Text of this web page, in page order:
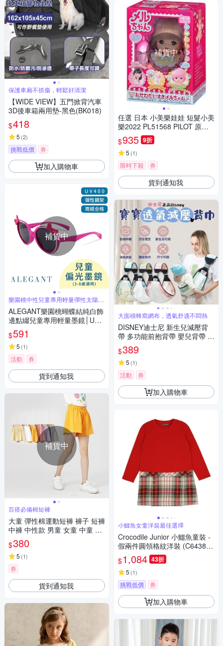
保護車廂不抓傷，輕鬆好清潔
【WIDE VIEW】五門掀背汽車
3D後車箱兩用墊-黑色(BK018)
$418
5 (2)
挑戰低價 券
加入購物車
補貨中
樂園桃中性兒童專用輕量彈性太陽眼
鏡
ALEGANT樂園桃蝴蝶結純白飾
邊點綴兒童專用輕量墨鏡│UV4
00太陽眼鏡
$591
5 (1)
活動 券
貨到通知我
補貨中
百搭必備棉短褲
大童 彈性棉運動短褲 褲子 短褲
中褲 中性款 男童 女童 中童 童
裝 橘魔法 現貨【BB6642】
$380
5 (1)
券
貨到通知我
補貨中
任選 日本 小美樂娃娃 短髮小美
樂2022 PL51568 PILOT 原廠
公司貨
$935 9折
5 (1)
限時下殺 券
貨到通知我
大面積蜂窩網布，透氣舒適不悶熱
DISNEY迪士尼 新生兒減壓背
帶 多功能前抱背帶 嬰兒背帶 寶
寶背巾 嬰兒背巾 米奇背巾 新生
兒背巾
$389
5 (1)
活動 券
加入購物車
小鱷魚女童洋裝最佳選擇
Crocodile Junior 小鱷魚童裝 -
假兩件圓領格紋洋裝 (C64389-
01 小童款)
$1,084 43折
5 (1)
挑戰低價 券
加入購物車